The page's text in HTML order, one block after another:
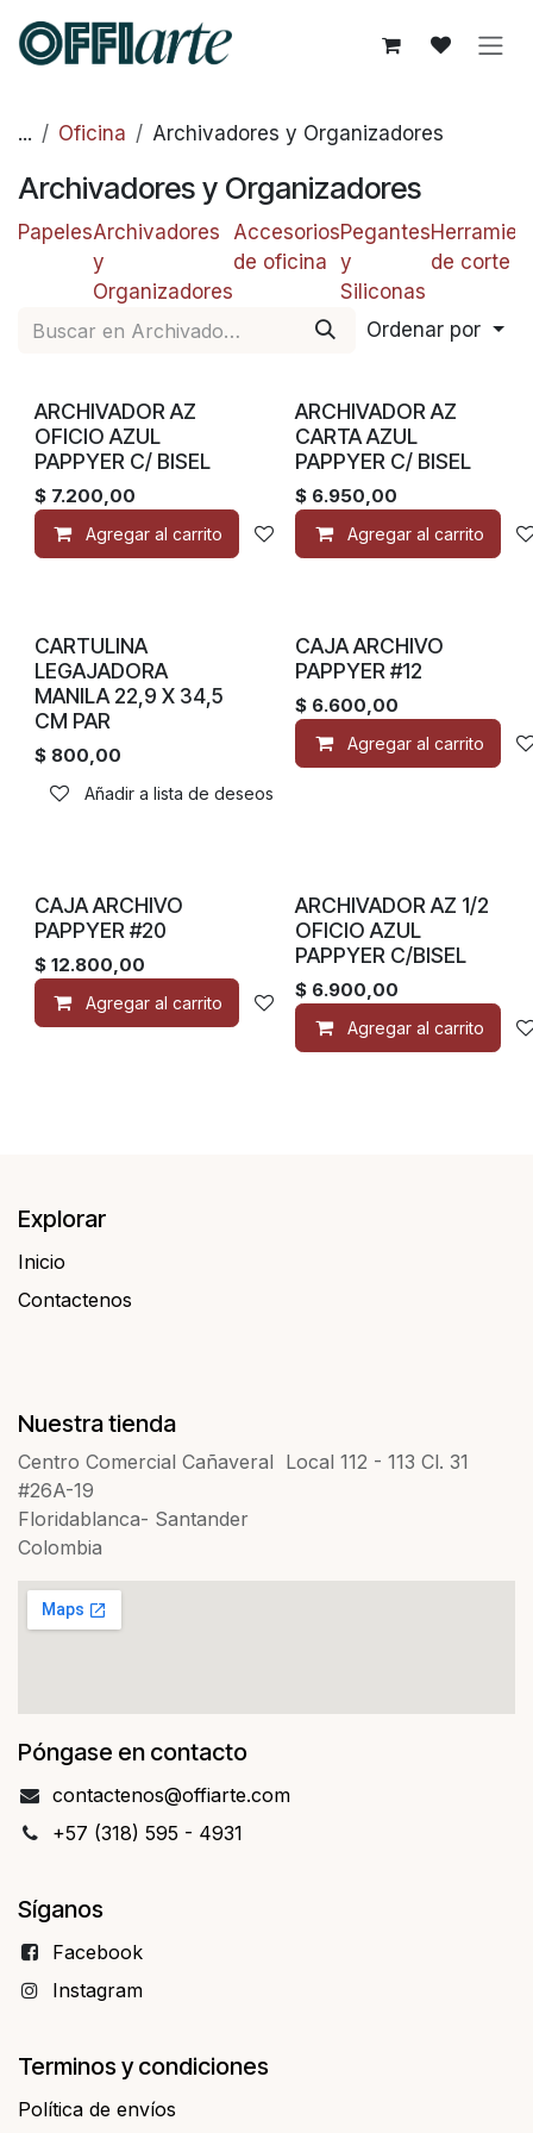
... Oficina Archivadores y Organizadores
Archivadores y Organizadores
PapelesArchivadores
y
Organizadores
Accesorios
de oficina
Pegantes
y
Siliconas
de corte
Ordenar por
ARCHIVADOR AZ
OFICIO AZUL
PAPPYER C/ BISEL
$ 7.200,00
Agregar al carrito Añadir a lista de deseos
ARCHIVADOR AZ
CARTA AZUL
PAPPYER C/ BISEL
$ 6.950,00
Agregar al carrito
CARTULINA
LEGAJADORA
MANILA 22,9 X 34,5
CM PAR
$ 800,00
Añadir a lista de deseos
CAJA ARCHIVO
PAPPYER #12
$ 6.600,00
Agregar al carrito
CAJA ARCHIVO
PAPPYER #20
$ 12.800,00
Agregar al carrito Añadir a lista de deseos
ARCHIVADOR AZ 1/2
OFICIO AZUL
PAPPYER C/BISEL
$ 6.900,00
Agregar al carrito
Explorar
Inicio
Contactenos​​
Nuestra tienda
Centro Comercial Cañaveral Local 112 - 113 Cl. 31
#26A-19
Floridablanca- Santander
Colombia
Póngase en contacto
contact​​enos@offiarte.com
+57 (318) 595 - 4931
Síganos
Facebo​​ok
Instagram
Terminos y condiciones
Política de envíos